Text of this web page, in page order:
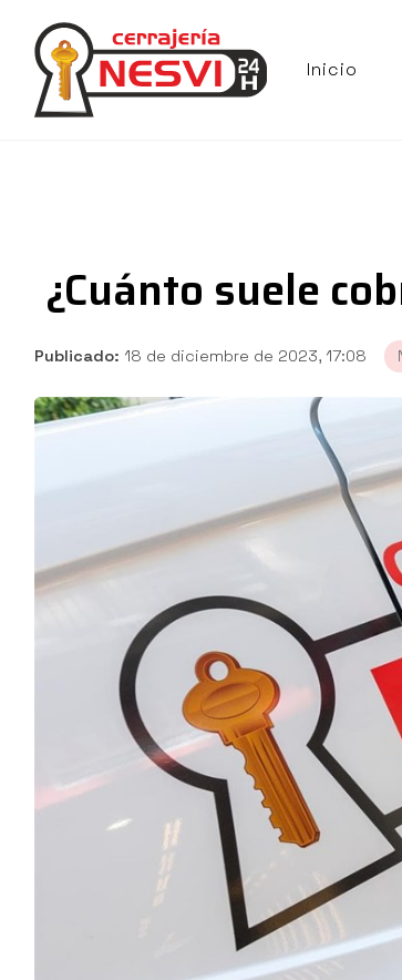
Inicio
¿Cuánto suele
Publicado: 18 de diciembre de 2023, 17:08